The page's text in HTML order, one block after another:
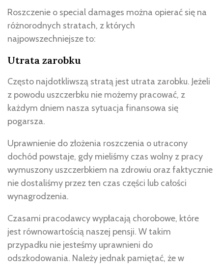
Roszczenie o special damages można opierać się na
różnorodnych stratach, z których
najpowszechniejsze to:
Utrata zarobku
Często najdotkliwszą stratą jest utrata zarobku. Jeżeli
z powodu uszczerbku nie możemy pracować, z
każdym dniem nasza sytuacja finansowa się
pogarsza.
Uprawnienie do złożenia roszczenia o utracony
dochód powstaje, gdy mieliśmy czas wolny z pracy
wymuszony uszczerbkiem na zdrowiu oraz faktycznie
nie dostaliśmy przez ten czas części lub całości
wynagrodzenia.
Czasami pracodawcy wypłacają chorobowe, które
jest równowartością naszej pensji. W takim
przypadku nie jesteśmy uprawnieni do
odszkodowania. Należy jednak pamiętać, że w